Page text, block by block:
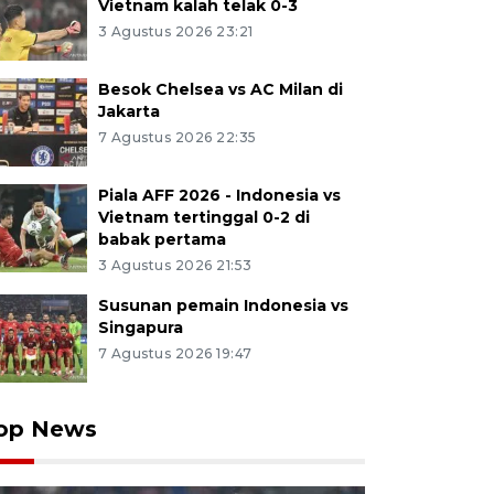
Vietnam kalah telak 0-3
3 Agustus 2026 23:21
Besok Chelsea vs AC Milan di
Jakarta
7 Agustus 2026 22:35
Piala AFF 2026 - Indonesia vs
Vietnam tertinggal 0-2 di
babak pertama
3 Agustus 2026 21:53
Susunan pemain Indonesia vs
Singapura
7 Agustus 2026 19:47
News